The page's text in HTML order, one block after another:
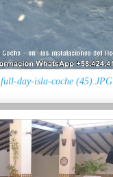
full-day-isla-coche (45).JPG